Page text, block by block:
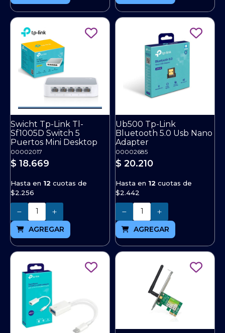
Swicht Tp-Link Tl-
Sf1005D Switch 5
Puertos Mini Desktop
00002017
$ 18.669
Hasta en 12 cuotas de
$2.256
Cantidad
AGREGAR
Ub500 Tp-Link
Bluetooth 5.0 Usb Nano
Adapter
00002685
$ 20.210
Hasta en 12 cuotas de
$2.442
Cantidad
AGREGAR